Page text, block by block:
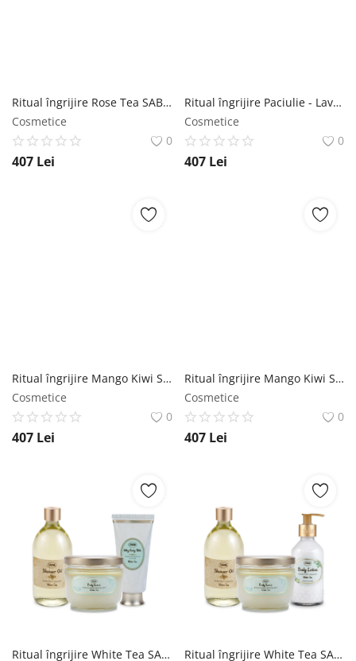
Ritual îngrijire Rose Tea SABON
Cosmetice
0
407 Lei
Ritual îngrijire Paciulie - Lavandă - Vanilie SABON
Cosmetice
0
407 Lei
Ritual îngrijire Mango Kiwi SABON
Cosmetice
0
407 Lei
Ritual îngrijire Mango Kiwi SABON
Cosmetice
0
407 Lei
Ritual îngrijire White Tea SABON Ritual îngrijire White Tea SABON